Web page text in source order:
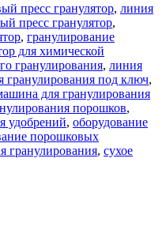
пресс гранулятор, линия
пресс гранулятор,
, гранулирование
для химической
гранулирования, линия
гранулирования под ключ,
для гранулирования
порошков,
удобрений, оборудование
порошковых
гранулирования, сухое